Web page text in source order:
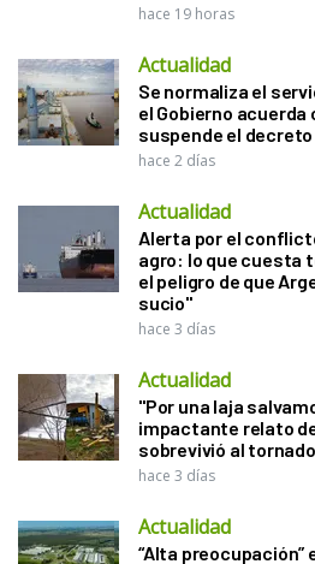
hace 19 horas
Actualidad
Se normaliza el
el Gobierno
suspende el
hace 2 días
Actualidad
Alerta por el
agro: lo que cuesta
el peligro de que
sucio"
hace 3 días
Actualidad
"Por una laja
impactante relato
sobrevivió al tornado
hace 3 días
Actualidad
“Alta preocupación”